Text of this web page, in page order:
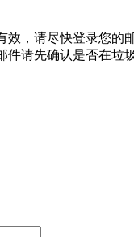
效，请尽快登录您的
件请先确认是否在垃